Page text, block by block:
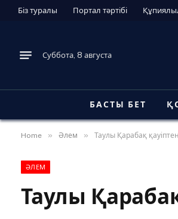
Біз туралы Портал тәртібі
Суббота, 8 августа
БАСТЫ БЕТ
Home » Әлем » Таулы Қарабақ
ӘЛЕМ
Таулы